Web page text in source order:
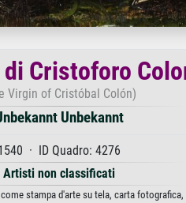
di Cristoforo
Virgin of Cristóbal Colón)
Unbekannt
· ID Quadro: 4276
Artisti non classificati
stampa d'arte su tela, carta